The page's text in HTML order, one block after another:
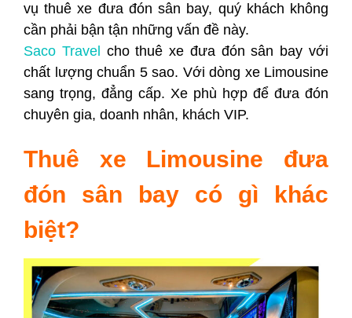
vụ thuê xe đưa đón sân bay, quý khách không
cần phải bận tận những vấn đề này.
Saco Travel cho thuê xe đưa đón sân bay với
chất lượng chuẩn 5 sao. Với dòng xe Limousine
sang trọng, đẳng cấp. Xe phù hợp để đưa đón
chuyên gia, doanh nhân, khách VIP.
Thuê xe Limousine đưa
đón sân bay có gì khác
biệt?